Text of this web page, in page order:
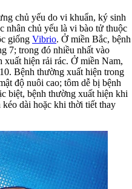
chủ yếu do vi khuẩn, ký sinh
nhân chủ yếu là vi bào tử thuộc
giống Vibrio. Ở miền Bắc, bệnh
7; trong đó nhiều nhất vào
xuất hiện rải rác. Ở miền Nam,
Bệnh thường xuất hiện trong
độ nuôi cao; tôm dễ bị bệnh
biệt, bệnh thường xuất hiện khi
dài hoặc khi thời tiết thay